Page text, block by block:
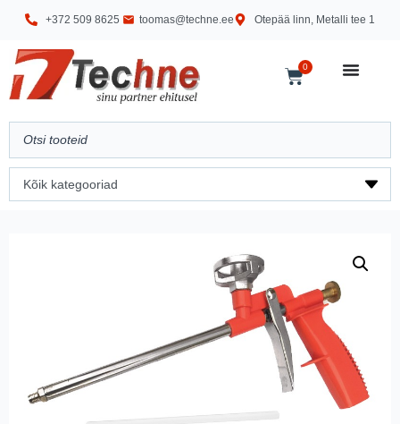
+372 509 8625 toomas@techne.ee Otepää linn, Metalli tee 1
0